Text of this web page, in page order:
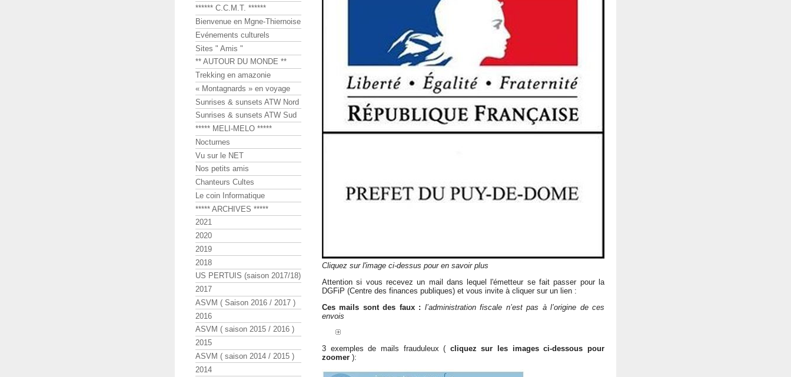
Cliquez sur l'image ci-dessus pour en savoir plus
Attention si vous recevez un mail dans lequel l'émetteur se fait passer pour la
DGFiP (Centre des finances publiques) et vous invite à cliquer sur un lien :
Ces mails sont des faux : l’administration fiscale n’est pas à l’origine de ces
envois
3 exemples de mails frauduleux ( cliquez sur les images ci-dessous pour
zoomer ):
****** C.C.M.T. ******
Bienvenue en Mgne-Thiernoise
Evénements culturels
Sites " Amis "
** AUTOUR DU MONDE **
Trekking en amazonie
« Montagnards » en voyage
Sunrises & sunsets ATW Nord
Sunrises & sunsets ATW Sud
***** MELI-MELO *****
Nocturnes
Vu sur le NET
Nos petits amis
Chanteurs Cultes
Le coin Informatique
***** ARCHIVES *****
2021
2020
2019
2018
US PERTUIS (saison 2017/18)
2017
ASVM ( Saison 2016 / 2017 )
2016
ASVM ( saison 2015 / 2016 )
2015
ASVM ( saison 2014 / 2015 )
2014